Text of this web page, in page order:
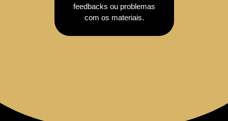
feedbacks ou problemas
com os materiais.